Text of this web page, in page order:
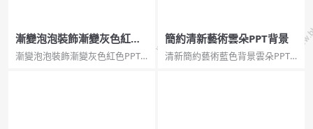
漸變泡泡裝飾漸變灰色紅色P
PT背景
漸變泡泡裝飾漸變灰色紅色PPT
簡約清新藝術雲朵PPT背景
清新簡約藝術藍色背景雲朵PPT